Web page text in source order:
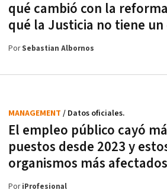
qué cambió con la
qué la Justicia no tiene
PorSebastian Albornos
El empleo público cayó
puestos desde 2023 y
organismos más afectados
MANAGEMENT / Datos oficiales.
PoriProfesional